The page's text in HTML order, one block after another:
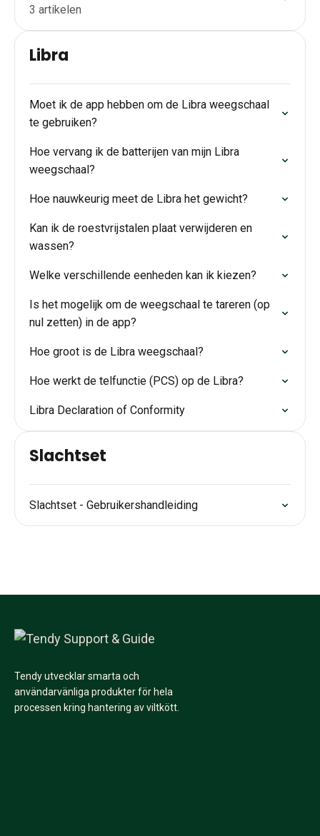
3 artikelen
Libra
Moet ik de app hebben om de Libra weegschaal
te gebruiken?
Hoe vervang ik de batterijen van mijn Libra
weegschaal?
Hoe nauwkeurig meet de Libra het gewicht?
Kan ik de roestvrijstalen plaat verwijderen en
wassen?
Welke verschillende eenheden kan ik kiezen?
Is het mogelijk om de weegschaal te tareren (op
nul zetten) in de app?
Hoe groot is de Libra weegschaal?
Hoe werkt de telfunctie (PCS) op de Libra?
Libra Declaration of Conformity
Slachtset
Slachtset - Gebruikershandleiding
Tendy utvecklar smarta och
användarvänliga produkter för hela
processen kring hantering av viltkött.